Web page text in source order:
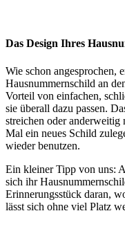
Das Design Ihres
Wie schon angesprochen,
Hausnummernschild an
Vorteil von einfachen,
sie überall dazu passen.
streichen oder anderweitig
Mal ein neues Schild
wieder benutzen.
Ein kleiner Tipp von uns:
sich ihr
Erinnerungsstück daran,
lässt sich ohne viel Platz